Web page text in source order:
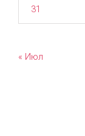
31
« Июл